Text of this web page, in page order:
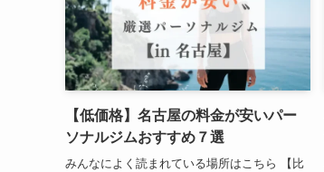
【低価格】名古屋の料金が安いパー
ソナルジムおすすめ７選
みんなによく読まれている場所はこちら 【比